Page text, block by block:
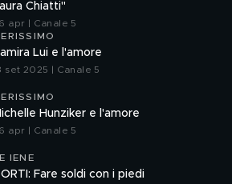
Chiatti"
apr | Canale 5
Lui e l'amore
set 2025 | Canale 5
Hunziker e l'amore
apr | Canale 5
IENE
Fare soldi con i piedi